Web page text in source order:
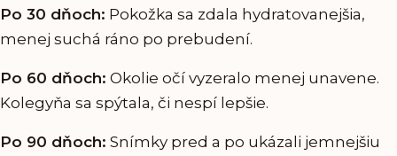
Po 30 dňoch: Pokožka sa zdala hydratovanejšia,
menej suchá ráno po prebudení.
Po 60 dňoch: Okolie očí vyzeralo menej unavene.
Kolegyňa sa spýtala, či nespí lepšie.
Po 90 dňoch: Snímky pred a po ukázali jemnejšiu